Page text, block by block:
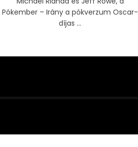
Pókember – Irány a pókverzum Oscar-
díjas ...